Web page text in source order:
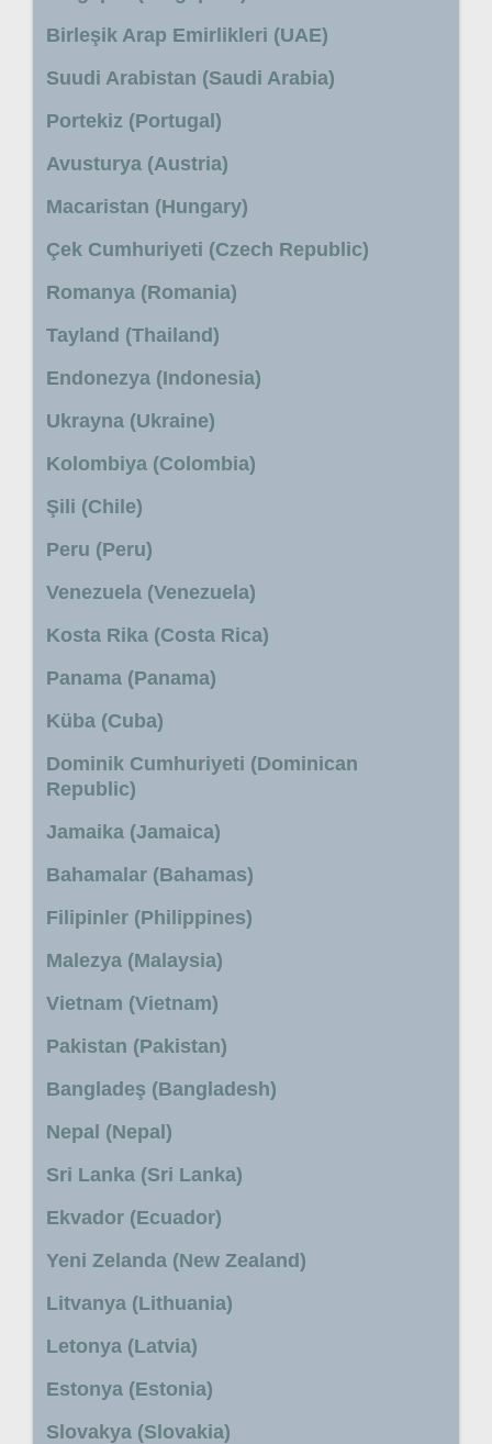
Birleşik Arap Emirlikleri (UAE)
Suudi Arabistan (Saudi Arabia)
Portekiz (Portugal)
Avusturya (Austria)
Macaristan (Hungary)
Çek Cumhuriyeti (Czech Republic)
Romanya (Romania)
Tayland (Thailand)
Endonezya (Indonesia)
Ukrayna (Ukraine)
Kolombiya (Colombia)
Şili (Chile)
Peru (Peru)
Venezuela (Venezuela)
Kosta Rika (Costa Rica)
Panama (Panama)
Küba (Cuba)
Dominik Cumhuriyeti (Dominican
Republic)
Jamaika (Jamaica)
Bahamalar (Bahamas)
Filipinler (Philippines)
Malezya (Malaysia)
Vietnam (Vietnam)
Pakistan (Pakistan)
Bangladeş (Bangladesh)
Nepal (Nepal)
Sri Lanka (Sri Lanka)
Ekvador (Ecuador)
Yeni Zelanda (New Zealand)
Litvanya (Lithuania)
Letonya (Latvia)
Estonya (Estonia)
Slovakya (Slovakia)